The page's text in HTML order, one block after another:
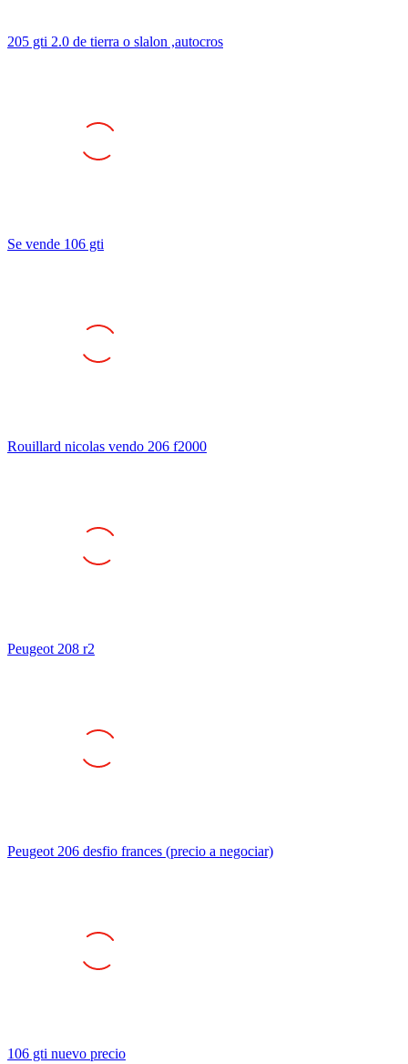
205 gti 2.0 de tierra o slalon ,autocros
Se vende 106 gti
Rouillard nicolas vendo 206 f2000
Peugeot 208 r2
Peugeot 206 desfio frances (precio a negociar)
106 gti nuevo precio